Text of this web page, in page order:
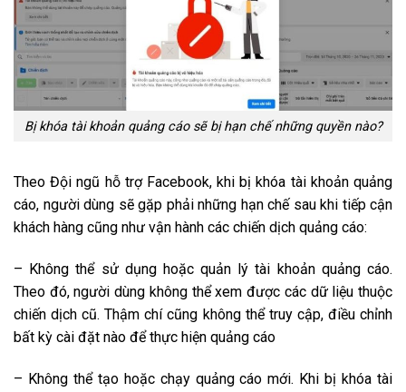
Bị khóa tài khoản quảng cáo sẽ bị hạn chế những quyền nào?
Theo Đội ngũ hỗ trợ Facebook, khi bị khóa tài khoản quảng
cáo, người dùng sẽ gặp phải những hạn chế sau khi tiếp cận
khách hàng cũng như vận hành các chiến dịch quảng cáo:
– Không thể sử dụng hoặc quản lý tài khoản quảng cáo.
Theo đó, người dùng không thể xem được các dữ liệu thuộc
chiến dịch cũ. Thậm chí cũng không thể truy cập, điều chỉnh
bất kỳ cài đặt nào để thực hiện quảng cáo
– Không thể tạo hoặc chạy quảng cáo mới. Khi bị khóa tài